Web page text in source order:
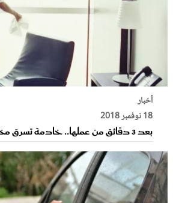
أخبار
18 نوفمبر 2018
بعد 3 دقائق من عملها.. خادمة تسرق مخدومتها